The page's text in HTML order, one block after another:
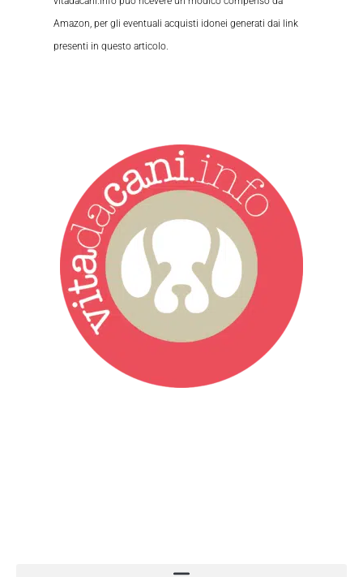
Amazon, per gli eventuali acquisti idonei generati dai link
presenti in questo articolo.